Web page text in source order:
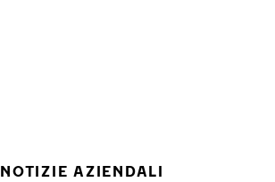
NOTIZIE AZIENDALI